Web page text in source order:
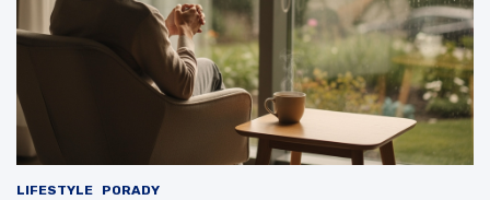
LIFESTYLE PORADY